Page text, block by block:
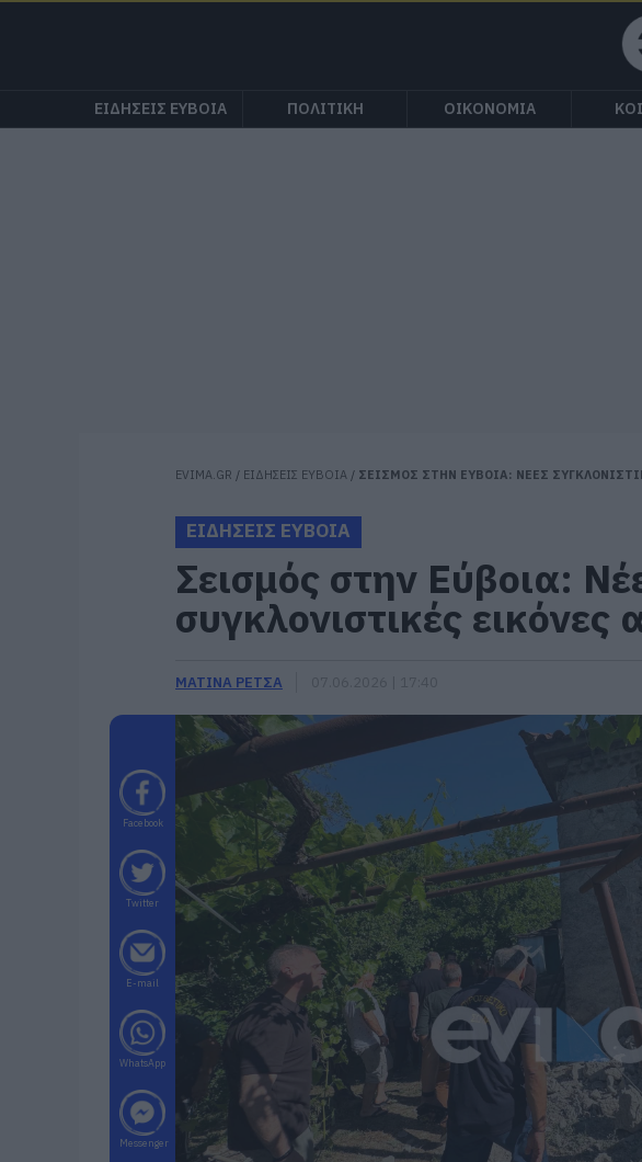
ΕΙΔΗΣΕΙΣ ΕΥΒΟΙΑ ΠΟΛΙΤΙΚΗ ΟΙΚΟΝΟΜΙΑ
EVIMA.GR / ΕΙΔΗΣΕΙΣ ΕΥΒΟΙΑ / ΣΕΙΣΜΟΣ ΣΤΗΝ ΕΥΒΟΙΑ: ΝΕΕΣ
ΕΙΔΗΣΕΙΣ ΕΥΒΟΙΑ
Σεισμός στην Εύβοια:
συγκλονιστικές εικόνες
ΜΑΤΙΝΑ ΡΕΤΣΑ
Facebook
Twitter
E-mail
WhatsApp
Messenger